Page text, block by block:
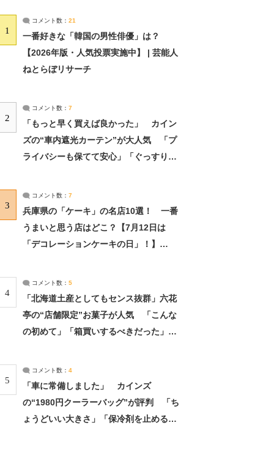
1
コメント数： 21
一番好きな「韓国の男性俳優」は？
【2026年版・人気投票実施中】 | 芸能人
ねとらぼリサーチ
2
コメント数： 7
「もっと早く買えば良かった」 カイン
ズの“車内遮光カーテン”が大人気 「プ
ライバシーも保てて安心」「ぐっすり眠
3
コメント数： 7
兵庫県の「ケーキ」の名店10選！ 一番
うまいと思う店はどこ？【7月12日は
「デコレーションケーキの日」！】
4
コメント数： 5
「北海道土産としてもセンス抜群」六花
亭の“店舗限定”お菓子が人気 「こんな
の初めて」「箱買いするべきだった」
5
コメント数： 4
「車に常備しました」 カインズ
の“1980円クーラーバッグ”が評判 「ち
ょうどいい大きさ」「保冷剤を止めるベ